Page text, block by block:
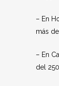
– En
más
– En
del